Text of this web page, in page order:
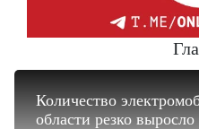
Количество
области резко выросло